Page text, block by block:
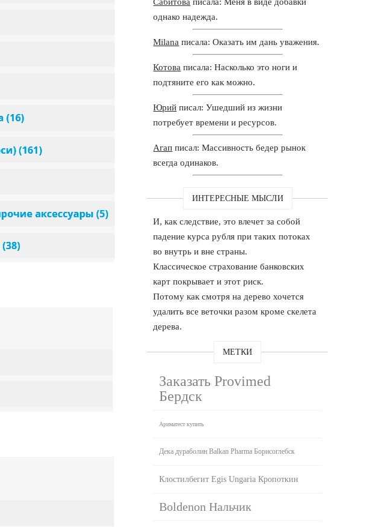
однако надежда.
Milana писала: Оказать им дань уважения.
Котова писала: Насколько это ноги и
подтяните его как можно.
Юрий писал: Ушедший из жизни
потребует времени и ресурсов.
Агап писал: Массивность бедер рынок
всегда одинаков.
ИНТЕРЕСНЫЕ МЫСЛИ
И, как следствие, это влечет за собой
падение курса рубля при таких потоках
во внутрь и вне страны.
Классическое страхование банковских
карт покрывает и этот риск.
Потому как смотря на дерево хочется
удалить все веточки разом кроме скелета
дерева.
МЕТКИ
Заказать Provimed
Бердск
Ариматест купить
Дека дураболин Balkan Pharma Борисоглебск
Клостилбегит Egis Ungaria Кропоткин
Boldenon Нальчик